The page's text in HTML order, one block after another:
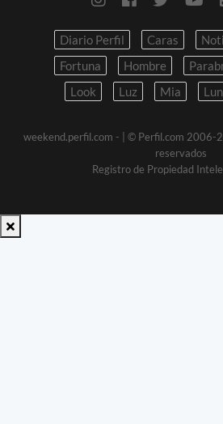
Diario Perfil Caras
Fortuna
Hombre
Look
Luz Mia
weekend.perfil.com -
| © Perfil.com 2006-
reservados
Registro de Propiedad